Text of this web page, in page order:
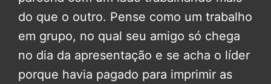
do que o outro. Pense como um trabalho
em grupo, no qual seu amigo só chega
no dia da apresentação e se acha o líder
porque havia pagado para imprimir as